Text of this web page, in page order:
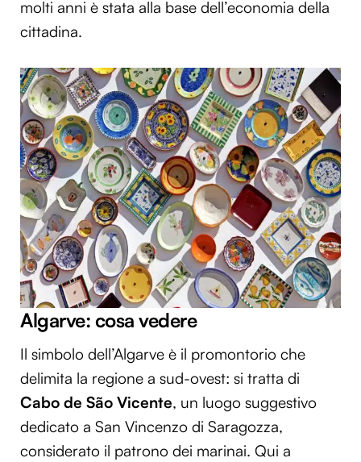
molti anni è stata alla base dell’economia della
cittadina.
Algarve: cosa vedere
Il simbolo dell’Algarve è il promontorio che
delimita la regione a sud-ovest: si tratta di
Cabo de São Vicente, un luogo suggestivo
dedicato a San Vincenzo di Saragozza,
considerato il patrono dei marinai. Qui a